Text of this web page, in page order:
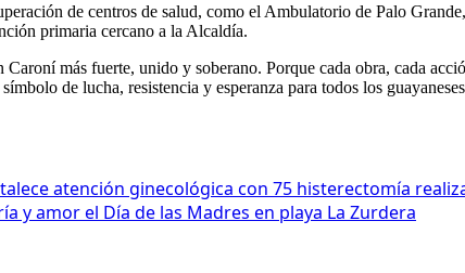
de centros de salud, como el Ambulatorio de Palo
primaria cercano a la Alcaldía.
Caroní más fuerte, unido y soberano. Porque cada obra, cada
de lucha, resistencia y esperanza para todos los
atención ginecológica con 75 histerectomía
y amor el Día de las Madres en playa La Zurdera